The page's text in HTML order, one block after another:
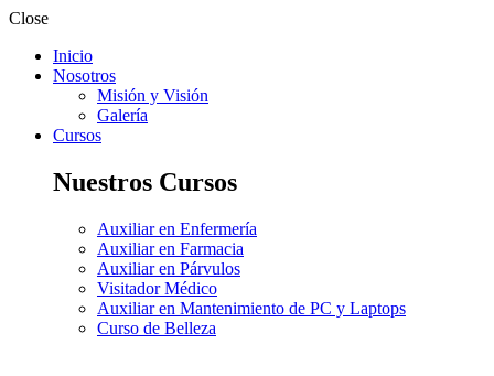
Close
Inicio
Nosotros
Misión y Visión
Galería
Cursos
Nuestros Cursos
Auxiliar en Enfermería
Auxiliar en Farmacia
Auxiliar en Párvulos
Visitador Médico
Auxiliar en Mantenimiento de PC y Laptops
Curso de Belleza